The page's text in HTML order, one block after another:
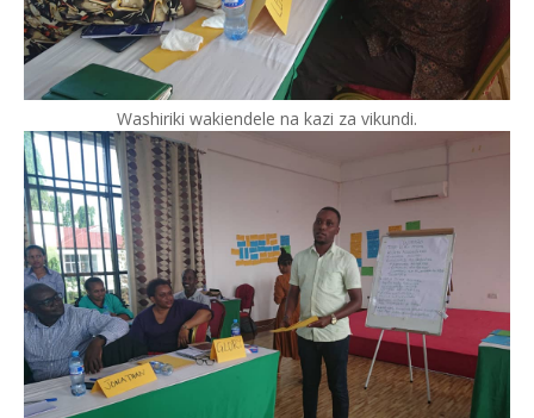
Washiriki wakiendele na kazi za vikundi.